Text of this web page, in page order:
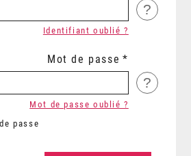
?
Identifiant oublié ?
Mot de passe
?
passe
Mot de passe oublié ?